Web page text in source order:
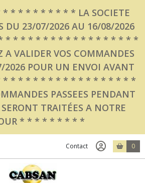
* * * * * * * * * LA SOCIETE
DU 23/07/2026 AU 16/08/2026
* * * * * * * * * * * * * * * * * *
VALIDER VOS COMMANDES
2026 POUR UN ENVOI AVANT
* * * * * * * * * * * * * * * * * * *
PASSEES PENDANT
TRAITÉES A NOTRE
* * * * * * * * *
Contact 0